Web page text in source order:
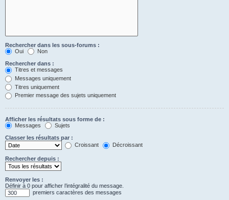
Rechercher dans les sous-forums :
Oui
Non
Rechercher dans :
Titres et messages
Messages uniquement
Titres uniquement
Premier message des sujets uniquement
Afficher les résultats sous forme de :
Messages
Sujets
Classer les résultats par :
Croissant
Décroissant
Rechercher depuis :
Renvoyer les :
Définir à 0 pour afficher l’intégralité du message.
premiers caractères des messages